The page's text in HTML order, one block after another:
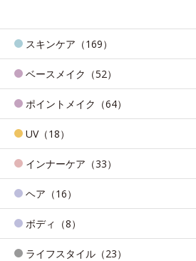
スキンケア（169）
ベースメイク（52）
ポイントメイク（64）
UV（18）
インナーケア（33）
ヘア（16）
ボディ（8）
ライフスタイル（23）